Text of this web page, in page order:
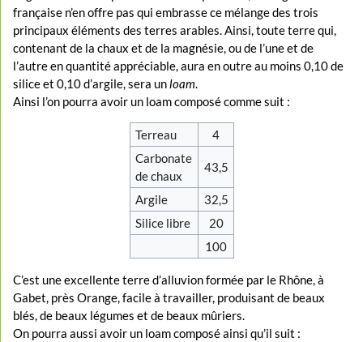
française n’en offre pas qui embrasse ce mélange des trois
principaux éléments des terres arables. Ainsi, toute terre qui,
contenant de la chaux et de la magnésie, ou de l’une et de
l’autre en quantité appréciable, aura en outre au moins 0,10 de
silice et 0,10 d’argile, sera un loam
Ainsi l’on pourra avoir un loam composé comme suit :
Terreau
4
Carbonate
de chaux
43,5
Argile
32,5
Silice libre
20
100
C’est une excellente terre d’alluvion formée par le Rhône, à
Gabet, près Orange, facile à travailler, produisant de beaux
blés, de beaux légumes et de beaux mûriers.
On pourra aussi avoir un loam composé ainsi qu’il suit :